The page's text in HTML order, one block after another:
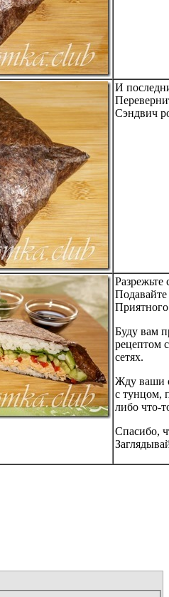
И
Сэндвич
Разрежьте
Буду вам
рецептом
сетях.
Жду ваши
с тунцом,
либо что-
Спасибо,